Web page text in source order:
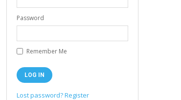
Password
Remember Me
Lost password?Register